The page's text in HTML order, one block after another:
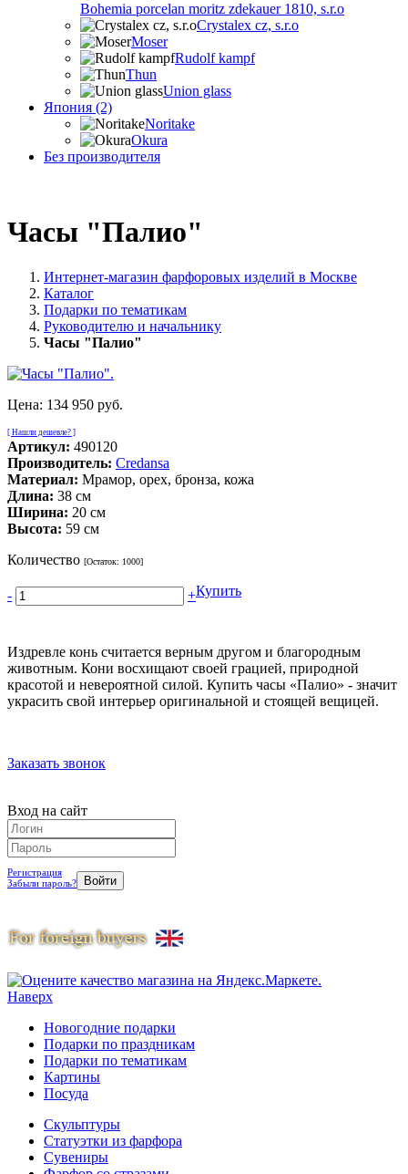
Bohemia porcelan moritz zdekauer 1810, s.r.o
Crystalex cz, s.r.o
Moser
Rudolf kampf
Thun
Union glass
Япония (2)
Noritake
Okura
Без производителя
Часы "Палио"
Интернет-магазин фарфоровых изделий в Москве
Каталог
Подарки по тематикам
Руководителю и начальнику
Часы "Палио"
Цена: 134 950 руб.
[ Нашли дешевле? ]
Артикул: 490120
Производитель: Credansa
Материал: Мрамор, орех, бронза, кожа
Длина: 38 см
Ширина: 20 см
Высота: 59 см
Количество [Остаток: 1000]
- +Купить
Издревле конь считается верным другом и благородным
животным. Кони восхищают своей грацией, природной
красотой и невероятной силой. Купить часы «Палио» - значит
украсить свой интерьер оригинальной и стоящей вещицей.
Заказать звонок
Вход на сайт
Регистрация
Забыли пароль?
Наверх
Новогодние подарки
Подарки по праздникам
Подарки по тематикам
Картины
Посуда
Скульптуры
Статуэтки из фарфора
Сувениры